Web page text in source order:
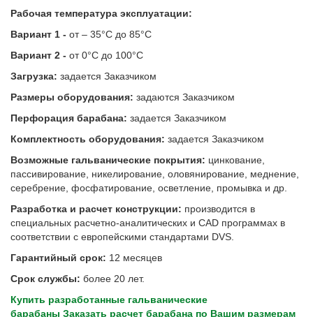
Рабочая температура эксплуатации:
Вариант 1 - от – 35°С до 85°С
Вариант 2 - от 0°С до 100°С
Загрузка: задается Заказчиком
Размеры оборудования: задаются Заказчиком
Перфорация барабана: задается Заказчиком
Комплектность оборудования: задается Заказчиком
Возможные гальванические покрытия: цинкование,
пассивирование, никелирование, оловянирование, меднение,
серебрение, фосфатирование, осветление, промывка и др.
Разработка и расчет конструкции: производится в
специальных расчетно-аналитических и CAD программах в
соответствии с европейскими стандартами DVS.
Гарантийный срок: 12 месяцев
Срок службы: более 20 лет.
Купить разработанные гальванические
барабаны Заказать расчет барабана по Вашим размерам